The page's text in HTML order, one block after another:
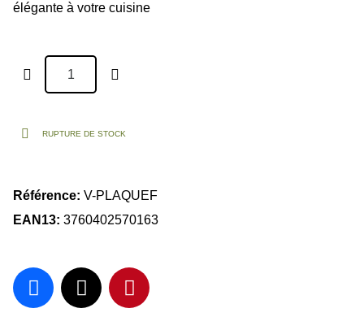
élégante à votre cuisine
RUPTURE DE STOCK
Référence V-PLAQUEF
EAN13 3760402570163